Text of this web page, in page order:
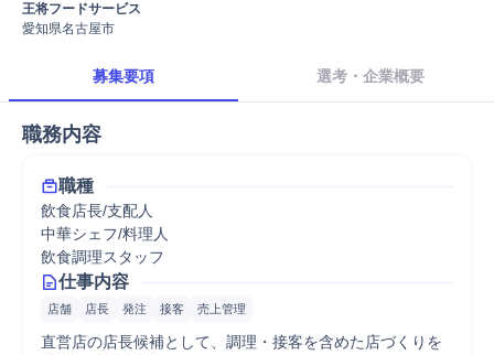
王将フードサービス
愛知県名古屋市
募集要項 選考・企業概要
職務内容
職種
飲食店長/支配人
中華シェフ/料理人
飲食調理スタッフ
仕事内容
店舗 店長 発注 接客 売上管理
直営店の店長候補として、調理・接客を含めた店づくりを